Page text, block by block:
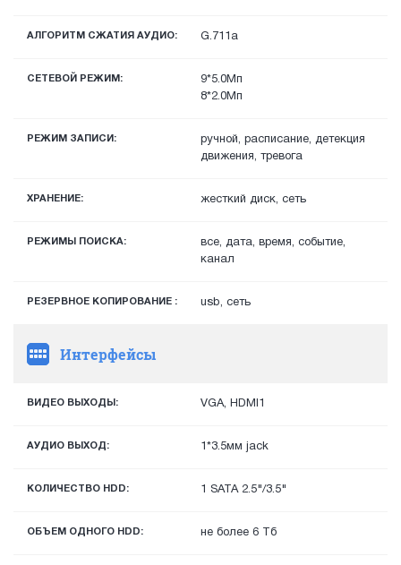
АЛГОРИТМ СЖАТИЯ АУДИО: G.711a
СЕТЕВОЙ РЕЖИМ:
9*5.0Мп
8*2.0Мп
РЕЖИМ ЗАПИСИ:
ручной, расписание, детекция
движения, тревога
ХРАНЕНИЕ: жесткий диск, сеть
РЕЖИМЫ ПОИСКА:
все, дата, время, событие,
канал
РЕЗЕРВНОЕ КОПИРОВАНИЕ : usb, сеть
Интерфейсы
ВИДЕО ВЫХОДЫ: VGA, HDMI1
АУДИО ВЫХОД: 1*3.5мм jack
КОЛИЧЕСТВО HDD: 1 SATA 2.5"/3.5"
ОБЪЕМ ОДНОГО HDD: не более 6 Тб